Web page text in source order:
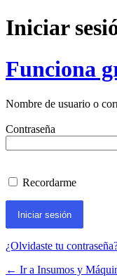
Iniciar
Funciona
Nombre de usuario o
Contraseña
Recordarme
¿Olvidaste tu
← Ir a Insumos y